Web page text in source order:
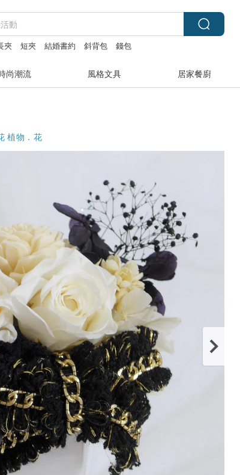
夾 短夾 結婚書約 斜背包 錢包
尚潮流 風格文具 居家餐廚
植物．花